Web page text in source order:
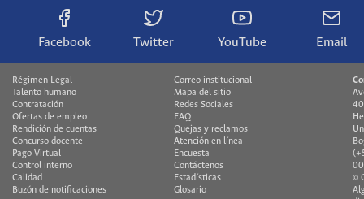
Facebook Twitter YouTube Email
Régimen Legal
Talento humano
Contratación
Ofertas de empleo
Rendición de cuentas
Concurso docente
Pago Virtual
Control interno
Calidad
Buzón de notificaciones
Correo institucional
Mapa del sitio
Redes Sociales
FAQ
Quejas y reclamos
Atención en línea
Encuesta
Contáctenos
Estadísticas
Glosario
©